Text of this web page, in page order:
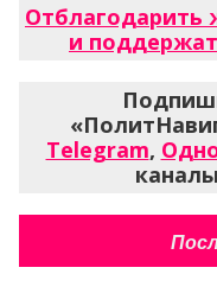
Отблагодарить
и
Telegram,
каналы